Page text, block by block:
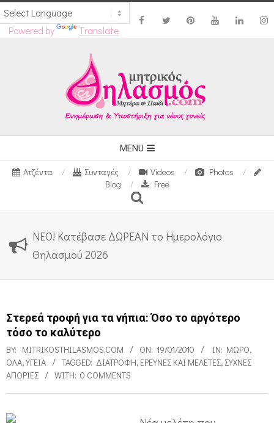
Powered by Translate
Navigation
Menu
MENU
Ατζέντα Συνταγές Videos
Photos
Blog
Free
Search
ΝΕΟ! Κατέβασε ΔΩΡΕΑΝ το Ημερολόγιο
Θηλασμού 2026
Στερεά τροφή για τα νήπια: Όσο το αργότερο
τόσο το καλύτερο
BY: MITRIKOSTHILASMOS.COM ON: 19/01/2010 IN: ΜΩΡΌ,
ΌΛΑ,ΥΓΕΊΑ TAGGED: ΔΙΑΤΡΟΦΉ, ΕΡΕΥΝΕΣ ΚΑΙ ΜΕΛΈΤΕΣ, ΣΥΧΝΈΣ
ΑΠΟΡΊΕΣ
WITH: 0 COMMENTS